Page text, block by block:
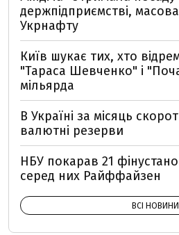
держпідприємстві,
Укрнафту
Київ шукає тих, хто
"Тараса Шевченко" і
мільярда
В Україні за місяць
валютні резерви
НБУ покарав 21
серед них Райффайзен
ВСІ НОВИНИ